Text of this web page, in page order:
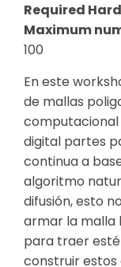
Required
Maximum
100
En este
de mallas
digital partes
continua a
algoritmo
difusión, esto
armar la malla
para traer
construir estos